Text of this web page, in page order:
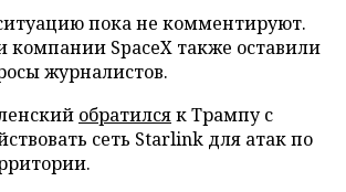
пока не комментируют.
компании SpaceX также оставили
журналистов.
обратилсяк Трампу с
сеть Starlink для атак по